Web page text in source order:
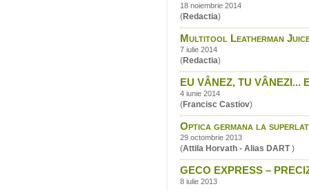
18 noiembrie 2014
(Redactia)
Multitool Leatherman
7 iulie 2014
(Redactia)
EU VÂNEZ, TU VÂNEZI...
4 iunie 2014
(Francisc Castiov)
Optica germana la
29 octombrie 2013
(Attila Horvath - Alias DART)
GECO EXPRESS –
8 iulie 2013